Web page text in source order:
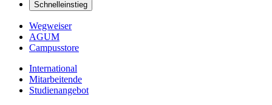
Schnelleinstieg
Wegweiser
AGUM
Campusstore
International
Mitarbeitende
Studienangebot